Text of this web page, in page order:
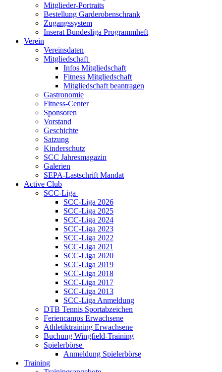
Mitglieder-Portraits
Bestellung Garderobenschrank
Zugangssystem
Inserat Bundesliga Programmheft
Verein
Vereinsdaten
Mitgliedschaft
Infos Mitgliedschaft
Fitness Mitgliedschaft
Mitgliedschaft beantragen
Gastronomie
Fitness-Center
Sponsoren
Vorstand
Geschichte
Satzung
Kinderschutz
SCC Jahresmagazin
Galerien
SEPA-Lastschrift Mandat
Active Club
SCC-Liga
SCC-Liga 2026
SCC-Liga 2025
SCC-Liga 2024
SCC-Liga 2023
SCC-Liga 2022
SCC-Liga 2021
SCC-Liga 2020
SCC-Liga 2019
SCC-Liga 2018
SCC-Liga 2017
SCC-Liga 2013
SCC-Liga Anmeldung
DTB Tennis Sportabzeichen
Feriencamps Erwachsene
Athletiktraining Erwachsene
Buchung Wingfield-Training
Spielerbörse
Anmeldung Spielerbörse
Training